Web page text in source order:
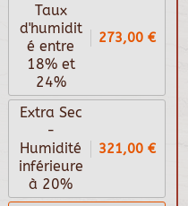
Taux
d'humidit
é entre
18% et
24%
273,00 €
Extra Sec
-
Humidité
inférieure
à 20%
321,00 €